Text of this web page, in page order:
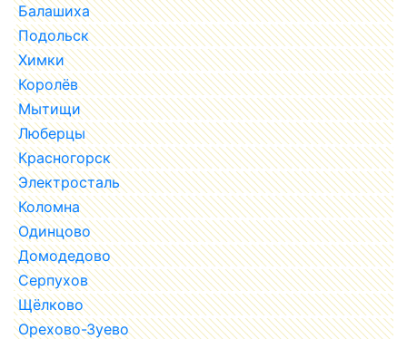
Балашиха
Подольск
Химки
Королёв
Мытищи
Люберцы
Красногорск
Электросталь
Коломна
Одинцово
Домодедово
Серпухов
Щёлково
Орехово-Зуево